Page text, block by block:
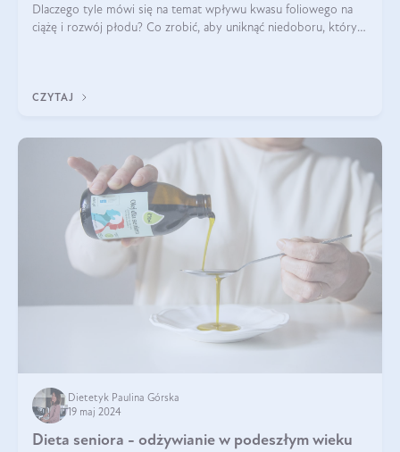
Dlaczego tyle mówi się na temat wpływu kwasu foliowego na
ciążę i rozwój płodu? Co zrobić, aby uniknąć niedoboru, który
CZYTAJ
Dietetyk Paulina Górska
19 maj 2024
Dieta seniora - odżywianie w podeszłym wieku